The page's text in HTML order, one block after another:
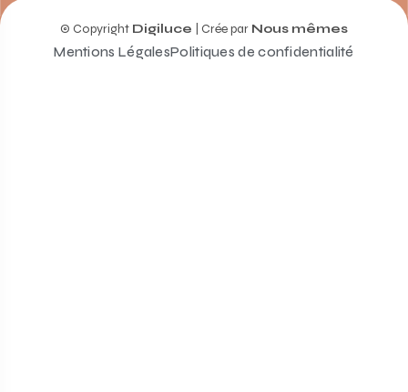
© Copyright Digiluce | Crée par Nous mêmes
Mentions LégalesPolitiques de confidentialité